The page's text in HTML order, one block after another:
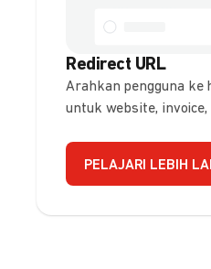
Redirect URL
Arahkan pengguna ke
untuk website,
PELAJARI LEBIH